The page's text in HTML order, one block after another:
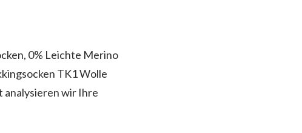
0% Leichte Merino
TK1 Wolle
analysieren wir Ihre